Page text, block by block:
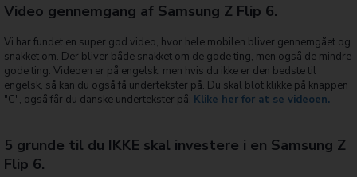
Video gennemgang af Samsung Z Flip 6.
Vi har fundet en super god video, hvor hele mobilen bliver gennemgået og
snakket om. Der bliver både snakket om de gode ting, men også de mindre
gode ting. Videoen er på engelsk, men hvis du ikke er den bedste til
engelsk, så kan du også få undertekster på. Du skal blot klikke på knappen
"C", også får du danske undertekster på. Klike her for at se videoen.
5 grunde til du IKKE skal investere i en Samsung Z
Flip 6.